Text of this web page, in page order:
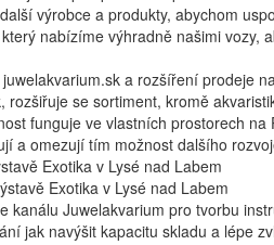
výrobce a produkty, abychom
nabízíme výhradně našimi vozy,
a rozšíření prodeje
rozšiřuje se sortiment, kromě
funguje ve vlastních prostorech
a omezují tím možnost dalšího
Exotika v Lysé nad Labem
Exotika v Lysé nad Labem
kanálu Juwelakvarium pro tvorbu
jak navýšit kapacitu skladu a lépe